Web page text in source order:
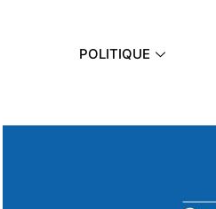
POLITIQUE